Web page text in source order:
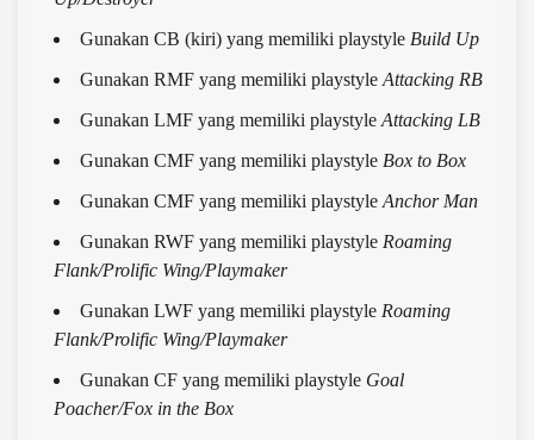
Gunakan CB (kiri) yang memiliki playstyle Build Up
Gunakan RMF yang memiliki playstyle Attacking RB
Gunakan LMF yang memiliki playstyle Attacking LB
Gunakan CMF yang memiliki playstyle Box to Box
Gunakan CMF yang memiliki playstyle Anchor Man
Gunakan RWF yang memiliki playstyle Roaming
Flank/Prolific Wing/Playmaker
Gunakan LWF yang memiliki playstyle Roaming
Flank/Prolific Wing/Playmaker
Gunakan CF yang memiliki playstyle Goal
Poacher/Fox in the Box